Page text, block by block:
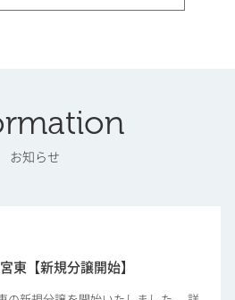
お知らせ
東【新規分譲開始】